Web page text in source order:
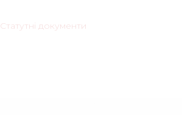
Статутні документи